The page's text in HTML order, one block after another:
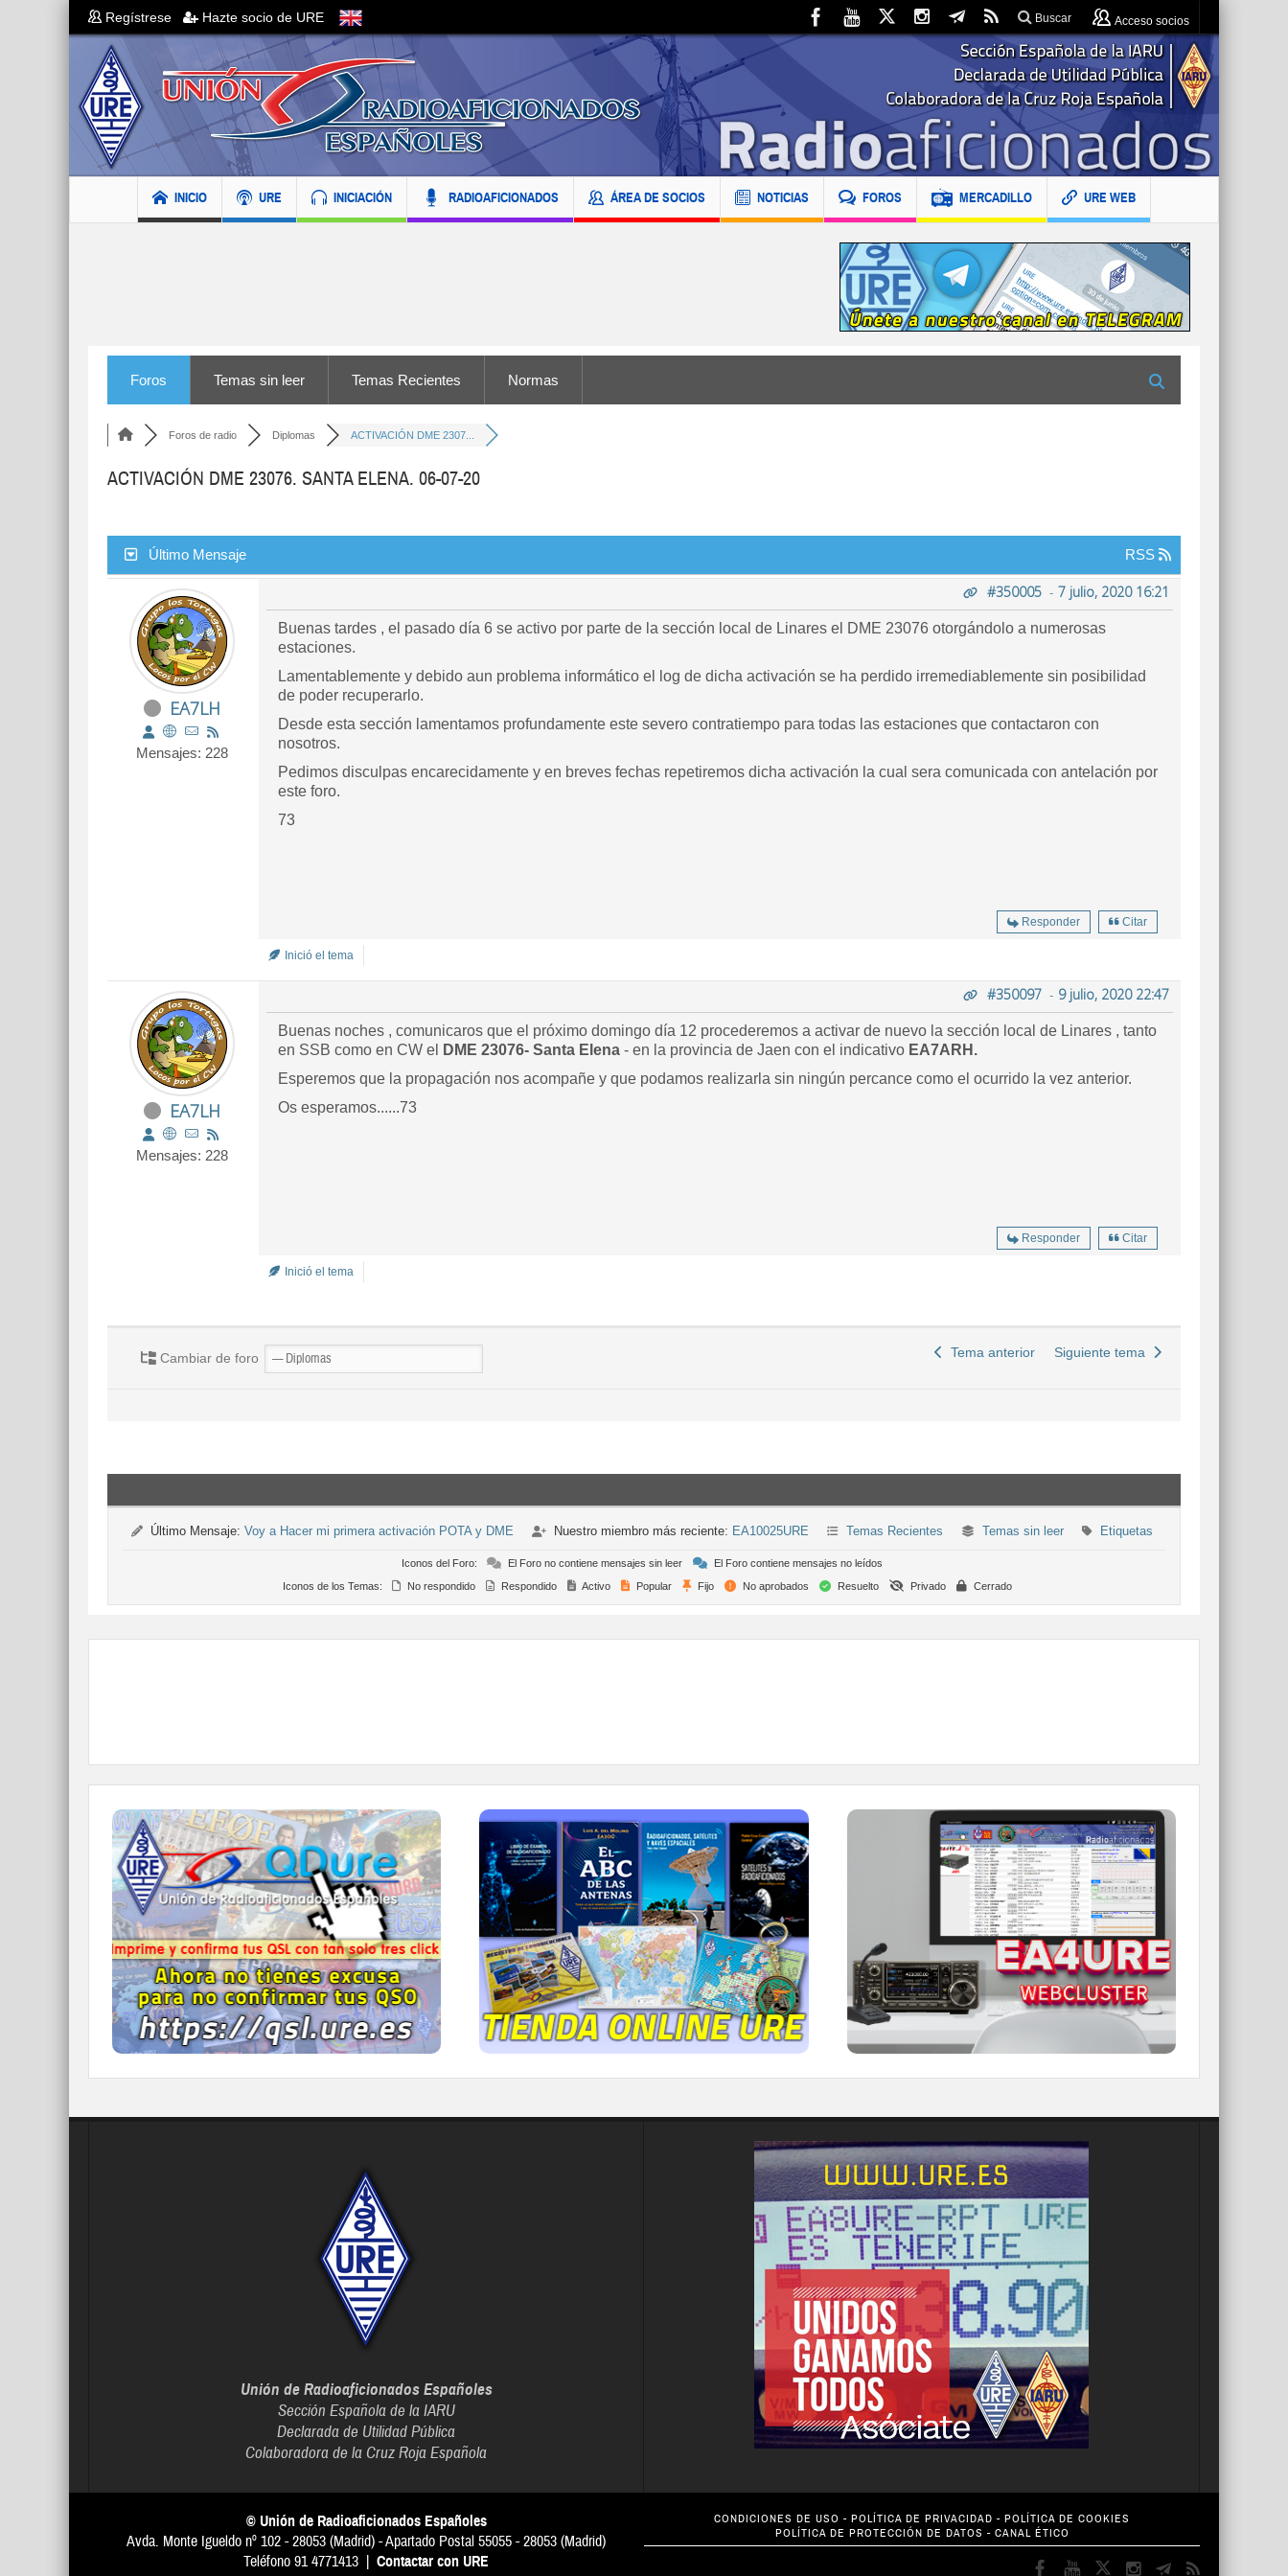
Regístrese Hazte socio de URE Buscar Acceso socios
INICIO URE INICIACIÓN RADIOAFICIONADOS ÁREA DE SOCIOS NOTICIAS FOROS MERCADILLO URE WEB
Foros Temas sin leer Temas Recientes Normas
Foros de radio Diplomas ACTIVACIÓN DME 2307...
ACTIVACIÓN DME 23076. SANTA ELENA. 06-07-20
Último Mensaje RSS
EA7LH
Mensajes: 228
#350005 - 7 julio, 2020 16:21
Buenas tardes , el pasado día 6 se activo por parte de la sección local de Linares el DME 23076 otorgándolo a numerosas
estaciones.
Lamentablemente y debido aun problema informático el log de dicha activación se ha perdido irremediablemente sin posibilidad
de poder recuperarlo.
Desde esta sección lamentamos profundamente este severo contratiempo para todas las estaciones que contactaron con
nosotros.
Pedimos disculpas encarecidamente y en breves fechas repetiremos dicha activación la cual sera comunicada con antelación por
este foro.
73
Responder Citar
Inició el tema
EA7LH
Mensajes: 228
#350097 - 9 julio, 2020 22:47
Buenas noches , comunicaros que el próximo domingo día 12 procederemos a activar de nuevo la sección local de Linares , tanto
en SSB como en CW el
DME 23076- Santa Elena - en la provincia de Jaen con el indicativo EA7ARH.
Esperemos que la propagación nos acompañe y que podamos realizarla sin ningún percance como el ocurrido la vez anterior.
Os esperamos......73
Responder Citar
Inició el tema
Cambiar de foro Tema anterior Siguiente tema
Último Mensaje: Voy a Hacer mi primera activación POTA y DME Nuestro miembro más reciente: EA10025URE Temas Recientes Temas sin leer Etiquetas
Iconos del Foro: El Foro no contiene mensajes sin leer
El Foro contiene mensajes no leídos
Iconos de los Temas:
No respondido Respondido Activo Popular Fijo No aprobados Resuelto Privado Cerrado
QDURE - https://qsl.ure.es
Imprime y confirma tus QSL en tan solo tres
click.
Nunca fue tan fácil y cómodo
el confirmar tus contactos.
IR A QDURE
TIENDA ONLINE URE
Publicaciones, mapas, polos, camisetas,
gorras, tazas, forros polares y mucho más...
IR A LA TIENDA DE URE
WEBCLUSTER EA4URE
Conoce el nuevo WebCluster de URE,
ahora con nuevos filtros e información y
compatible con GDURE
IR A WEBCLUSTER
Unión de Radioaficionados Españoles
Sección Española de la IARU
Declarada de Utilidad Pública
Colaboradora de la Cruz Roja Española
CONDICIONES DE USO - POLÍTICA DE PRIVACIDAD - POLÍTICA DE COOKIES
POLÍTICA DE PROTECCIÓN DE DATOS - CANAL ÉTICO
© Unión de Radioaficionados Españoles
Avda. Monte Igueldo nº 102 - 28053 (Madrid) - Apartado Postal 55055 - 28053 (Madrid)
Teléfono 91 4771413 | Contactar con URE